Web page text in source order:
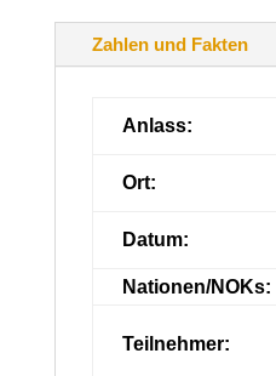
Zahlen und Fakten
Anlass:
Ort:
Datum:
Nationen/NOKs:
Teilnehmer: